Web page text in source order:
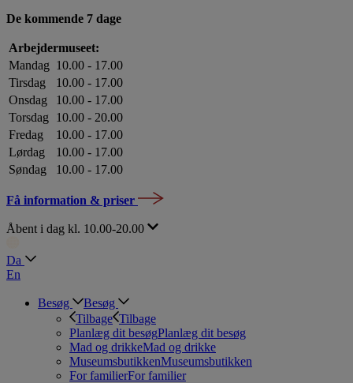
De kommende 7 dage
Arbejdermuseet:
Mandag 10.00 - 17.00
Tirsdag
10.00 - 17.00
Onsdag
10.00 - 17.00
Torsdag
10.00 - 20.00
Fredag
10.00 - 17.00
Lørdag
10.00 - 17.00
Søndag
10.00 - 17.00
Få information & priser
Åbent i dag kl. 10.00-20.00
Da
En
Besøg
Besøg
Tilbage Tilbage
Planlæg dit besøgPlanlæg dit besøg
Mad og drikkeMad og drikke
MuseumsbutikkenMuseumsbutikken
For familierFor familier